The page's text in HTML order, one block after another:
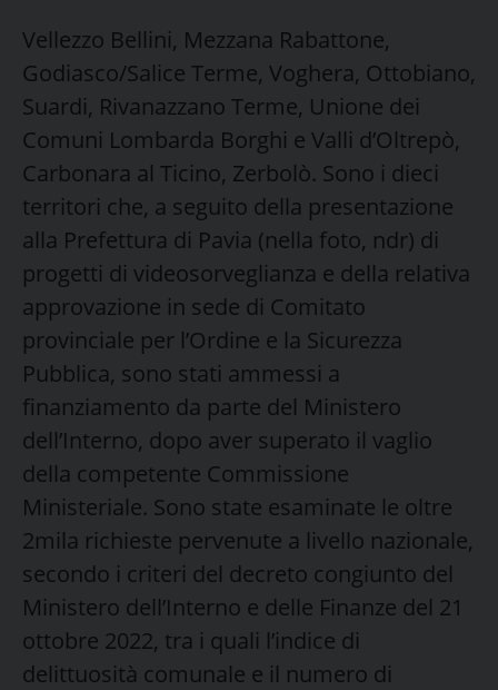
Vellezzo Bellini, Mezzana Rabattone,
Godiasco/Salice Terme, Voghera, Ottobiano,
Suardi, Rivanazzano Terme, Unione dei
Comuni Lombarda Borghi e Valli d’Oltrepò,
Carbonara al Ticino, Zerbolò. Sono i dieci
territori che, a seguito della presentazione
alla Prefettura di Pavia (nella foto, ndr) di
progetti di videosorveglianza e della relativa
approvazione in sede di Comitato
provinciale per l’Ordine e la Sicurezza
Pubblica, sono stati ammessi a
finanziamento da parte del Ministero
dell’Interno, dopo aver superato il vaglio
della competente Commissione
Ministeriale. Sono state esaminate le oltre
2mila richieste pervenute a livello nazionale,
secondo i criteri del decreto congiunto del
Ministero dell’Interno e delle Finanze del 21
ottobre 2022, tra i quali l’indice di
delittuosità comunale e il numero di